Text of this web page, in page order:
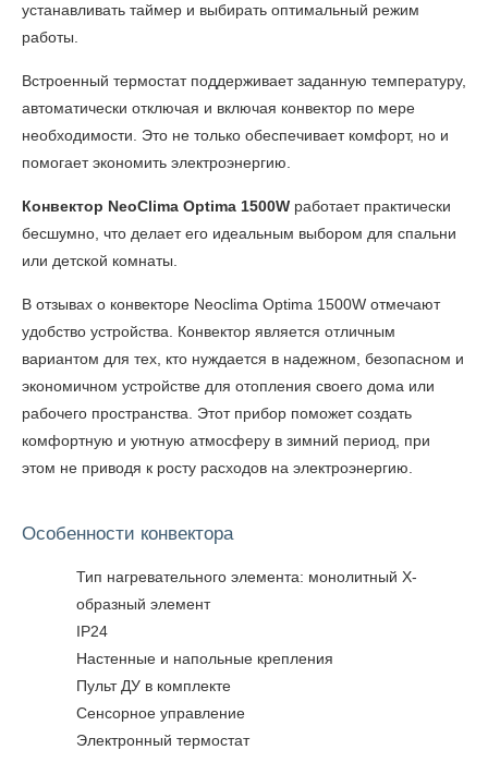
устанавливать таймер и выбирать оптимальный режим
работы.
Встроенный термостат поддерживает заданную температуру,
автоматически отключая и включая конвектор по мере
необходимости. Это не только обеспечивает комфорт, но и
помогает экономить электроэнергию.
Конвектор NeoClima Optima 1500W работает практически
бесшумно, что делает его идеальным выбором для спальни
или детской комнаты.
В отзывах о конвекторе Neoclima Optima 1500W отмечают
удобство устройства. Конвектор является отличным
вариантом для тех, кто нуждается в надежном, безопасном и
экономичном устройстве для отопления своего дома или
рабочего пространства. Этот прибор поможет создать
комфортную и уютную атмосферу в зимний период, при
этом не приводя к росту расходов на электроэнергию.
Особенности конвектора
Тип нагревательного элемента: монолитный Х-
образный элемент
IP24
Настенные и напольные крепления
Пульт ДУ в комплекте
Сенсорное управление
Электронный термостат